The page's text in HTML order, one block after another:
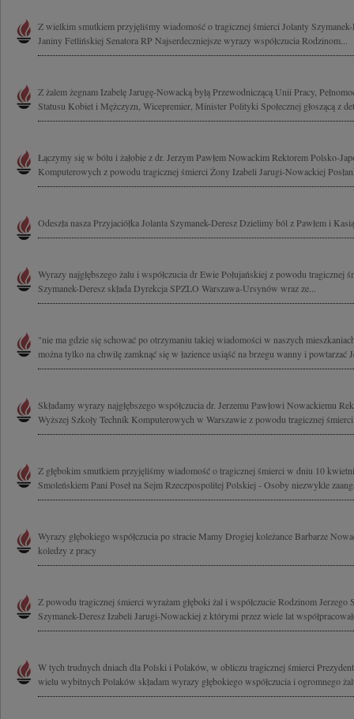
Z wielkim smutkiem przyjęliśmy wiadomość o tragicznej śmierci Jolanty Szymanek-
Janiny Fetlińskiej Senatora RP Najserdeczniejsze wyrazy współczucia Rodzinom...
Z żalem żegnam Izabelę Jarugę-Nowacką byłą Przewodniczącą Unii Pracy,
Statusu Kobiet i Mężczyzn, Wicepremier, Minister Polityki Społecznej głoszącą z
Łączymy się w bólu i żałobie z dr. Jerzym Pawłem Nowackim Rektorem Polsko-
Komputerowych z powodu tragicznej śmierci Żony Izabeli Jarugi-Nowackiej
Odeszła nasza Przyjaciółka Jolanta Szymanek-Deresz Dzielimy ból z Pawłem i
Wyrazy najgłębszego żalu i współczucia dr Ewie Połujańskiej z powodu tragicznej
Szymanek-Deresz składa Dyrekcja SPZLO Warszawa-Ursynów wraz ze...
"nie ma gdzie się schować po otrzymaniu takiej wiadomości w naszych
można tylko na chwilę zamknąć się w łazience usiąść na brzegu wanny i powtarzać
Składamy wyrazy najgłębszego współczucia dr. Jerzemu Pawłowi Nowackiemu
Wyższej Szkoły Technik Komputerowych w Warszawie z powodu tragicznej
Z głębokim smutkiem przyjęliśmy wiadomość o tragicznej śmierci w dniu 10
Smoleńskiem Pani Poseł na Sejm Rzeczpospolitej Polskiej - Osoby niezwykle
Wyrazy głębokiego współczucia po stracie Mamy Drogiej koleżance Barbarze
koledzy z pracy
Z powodu tragicznej śmierci wyrażam głęboki żal i współczucie Rodzinom Jerzego
Szymanek-Deresz Izabeli Jarugi-Nowackiej z którymi przez wiele lat
W tych trudnych dniach dla Polski i Polaków, w obliczu tragicznej śmierci
wielu wybitnych Polaków składam wyrazy głębokiego współczucia i ogromnego